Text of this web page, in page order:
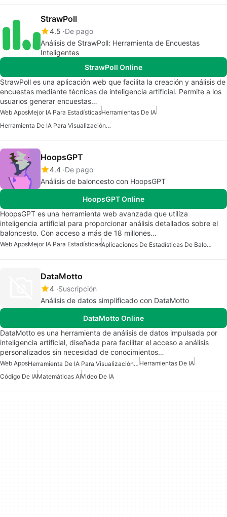
StrawPoll
4.5 De pago
Análisis de StrawPoll: Herramienta de Encuestas
Inteligentes
StrawPoll Online
StrawPoll es una aplicación web que facilita la creación y análisis de
encuestas mediante técnicas de inteligencia artificial. Permite a los
usuarios generar encuestas…
Web AppsMejor IA Para EstadísticasHerramientas De IA
Herramienta De IA Para Visualización De Datos
HoopsGPT
4.4 De pago
Análisis de baloncesto con HoopsGPT
HoopsGPT Online
HoopsGPT es una herramienta web avanzada que utiliza
inteligencia artificial para proporcionar análisis detallados sobre el
baloncesto. Con acceso a más de 18 millones…
Web AppsMejor IA Para Estadísticas Aplicaciones De Estadísticas De Baloncesto
DataMotto
4 Suscripción
Análisis de datos simplificado con DataMotto
DataMotto Online
DataMotto es una herramienta de análisis de datos impulsada por
inteligencia artificial, diseñada para facilitar el acceso a análisis
personalizados sin necesidad de conocimientos…
Web Apps Herramienta De IA Para Visualización De DatosHerramientas De IA
Código De IAMatemáticas AiVideo De IA